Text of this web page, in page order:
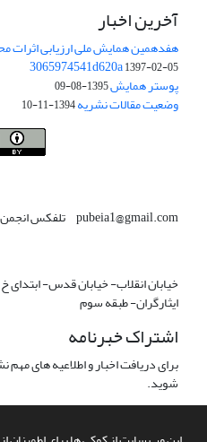
آخرین اخبار
هفدهمین همایش ملی ارزیابی اثرات
3065974541d620a1397-02-05
پوستر همایش1395-08-09
وضعیت مقالات نشریه1394-11-10
pubeia1@gmail.com تلفکس انجمن: 66950848- 021
ایثارگران- طبقه سوم
اشتراک خبرنامه
برای دریافت اخبار و اطلاعیه های
شوید.